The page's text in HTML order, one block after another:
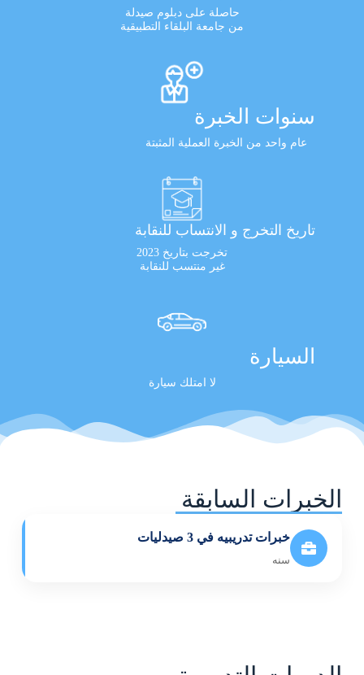
حاصلة على دبلوم صيدلة
من جامعة البلقاء التطبيقية
سنوات الخبرة
عام واحد من الخبرة العملية المثبتة
تاريخ التخرج و الانتساب للنقابة
تخرجت بتاريخ 2023
غير منتسب للنقابة
السيارة
لا امتلك سيارة
الخبرات السابقة
خبرات تدريبيه في 3 صيدليات
سنه